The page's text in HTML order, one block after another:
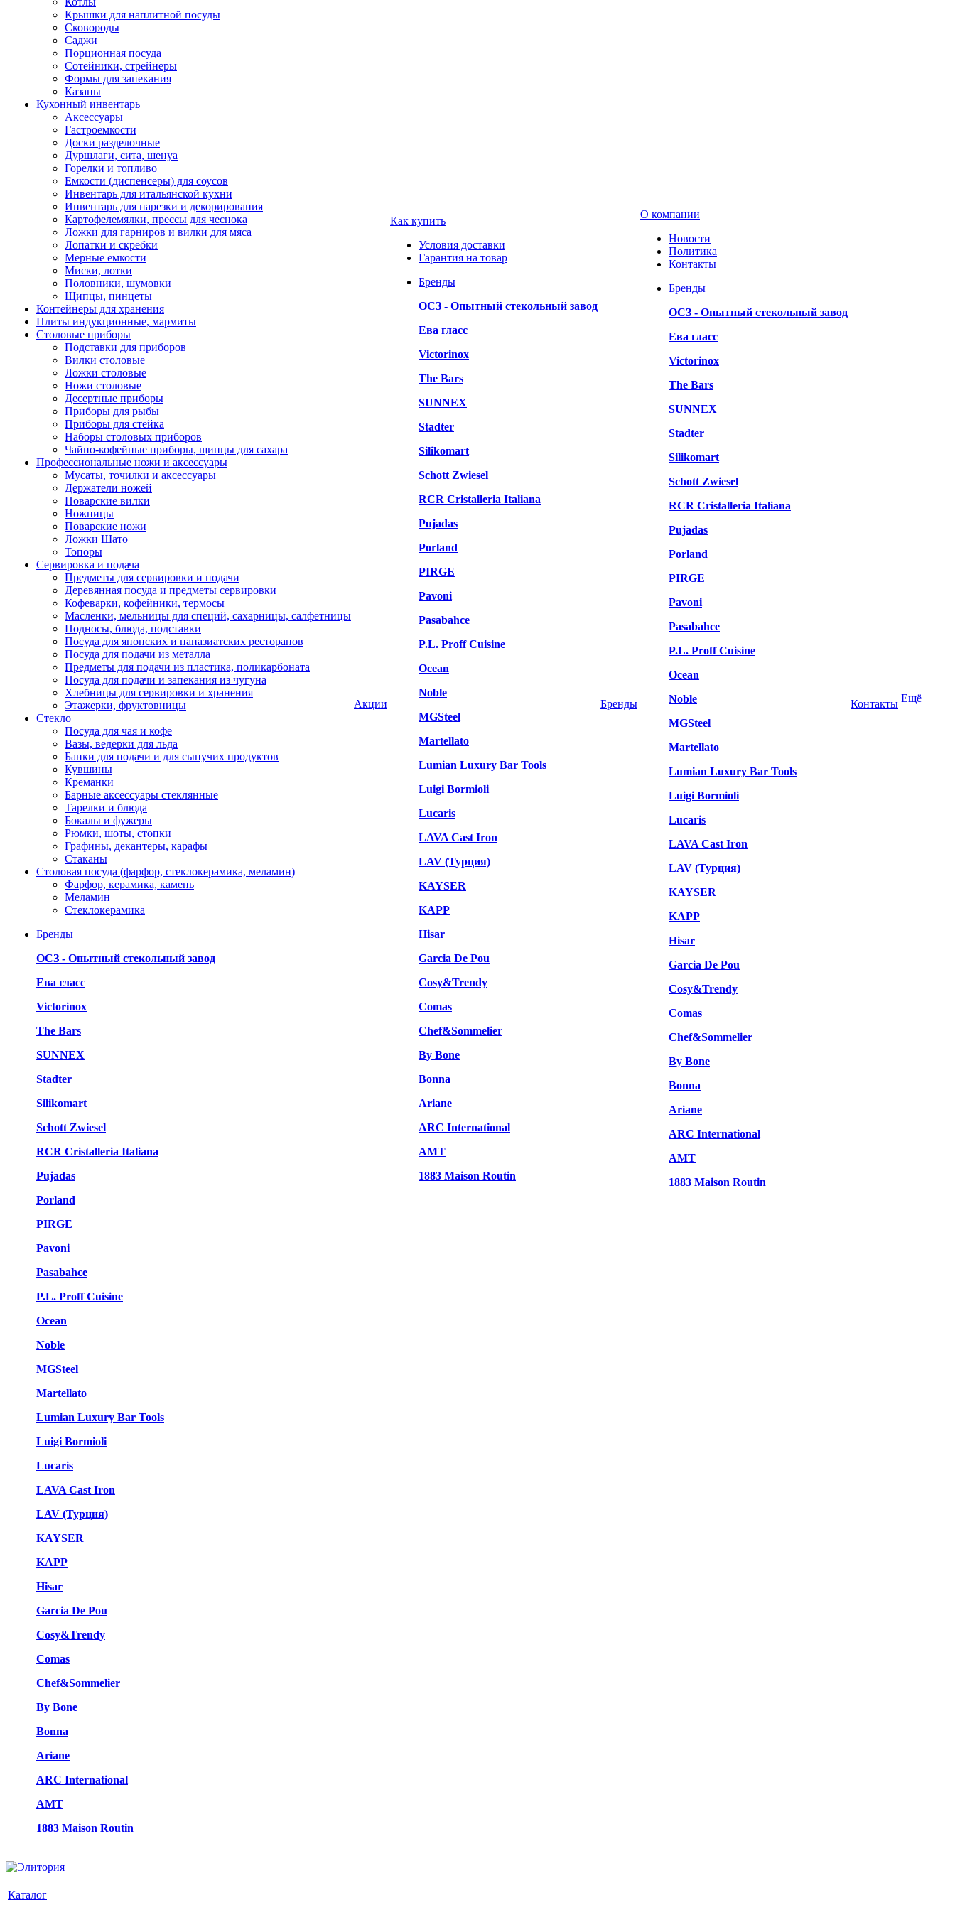
Крышки для наплитной посуды
Сковороды
Саджи
Порционная посуда
Сотейники, стрейнеры
Формы для запекания
Казаны
Кухонный инвентарь
Аксессуары
Гастроемкости
Доски разделочные
Дуршлаги, сита, шенуа
Горелки и топливо
Емкости (диспенсеры) для соусов
Инвентарь для итальянской кухни
Инвентарь для нарезки и декорирования
Картофелемялки, прессы для чеснока
Ложки для гарниров и вилки для мяса
Лопатки и скребки
Мерные емкости
Миски, лотки
Половники, шумовки
Щипцы, пинцеты
Контейнеры для хранения
Плиты индукционные, мармиты
Столовые приборы
Подставки для приборов
Вилки столовые
Ложки столовые
Ножи столовые
Десертные приборы
Приборы для рыбы
Приборы для стейка
Наборы столовых приборов
Чайно-кофейные приборы, щипцы для сахара
Профессиональные ножи и аксессуары
Мусаты, точилки и аксессуары
Держатели ножей
Поварские вилки
Ножницы
Поварские ножи
Ложки Шато
Топоры
Сервировка и подача
Предметы для сервировки и подачи
Деревянная посуда и предметы сервировки
Кофеварки, кофейники, термосы
Масленки, мельницы для специй, сахарницы, салфетницы
Подносы, блюда, подставки
Посуда для японских и паназиатских ресторанов
Посуда для подачи из металла
Предметы для подачи из пластика, поликарбоната
Посуда для подачи и запекания из чугуна
Хлебницы для сервировки и хранения
Этажерки, фруктовницы
Стекло
Посуда для чая и кофе
Вазы, ведерки для льда
Банки для подачи и для сыпучих продуктов
Кувшины
Креманки
Барные аксессуары стеклянные
Тарелки и блюда
Бокалы и фужеры
Рюмки, шоты, стопки
Графины, декантеры, карафы
Стаканы
Столовая посуда (фарфор, стеклокерамика, меламин)
Фарфор, керамика, камень
Меламин
Стеклокерамика
Бренды
ОСЗ - Опытный стекольный завод
Ева гласс
Victorinox
The Bars
SUNNEX
Stadter
Silikomart
Schott Zwiesel
RCR Cristalleria Italiana
Pujadas
Porland
PIRGE
Pavoni
Pasabahce
P.L. Proff Cuisine
Ocean
Noble
MGSteel
Martellato
Lumian Luxury Bar Tools
Luigi Bormioli
Lucaris
LAVA Cast Iron
LAV (Турция)
KAYSER
KAPP
Hisar
Garcia De Pou
Cosy&Trendy
Comas
Chef&Sommelier
By Bone
Bonna
Ariane
ARC International
AMT
1883 Maison Routin
Акции
Как купить
Условия доставки
Гарантия на товар
Бренды
ОСЗ - Опытный стекольный завод
Ева гласс
Victorinox
The Bars
SUNNEX
Stadter
Silikomart
Schott Zwiesel
RCR Cristalleria Italiana
Pujadas
Porland
PIRGE
Pavoni
Pasabahce
P.L. Proff Cuisine
Ocean
Noble
MGSteel
Martellato
Lumian Luxury Bar Tools
Luigi Bormioli
Lucaris
LAVA Cast Iron
LAV (Турция)
KAYSER
KAPP
Hisar
Garcia De Pou
Cosy&Trendy
Comas
Chef&Sommelier
By Bone
Bonna
Ariane
ARC International
AMT
1883 Maison Routin
Бренды
О компании
Новости
Политика
Контакты
Бренды
ОСЗ - Опытный стекольный завод
Ева гласс
Victorinox
The Bars
SUNNEX
Stadter
Silikomart
Schott Zwiesel
RCR Cristalleria Italiana
Pujadas
Porland
PIRGE
Pavoni
Pasabahce
P.L. Proff Cuisine
Ocean
Noble
MGSteel
Martellato
Lumian Luxury Bar Tools
Luigi Bormioli
Lucaris
LAVA Cast Iron
LAV (Турция)
KAYSER
KAPP
Hisar
Garcia De Pou
Cosy&Trendy
Comas
Chef&Sommelier
By Bone
Bonna
Ariane
ARC International
AMT
1883 Maison Routin
Контакты Ещё
Каталог